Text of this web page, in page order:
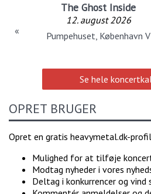
The Ghost Inside
12. august 2026
Pumpehuset, København V
«
Se hele
OPRET BRUGER
Opret en gratis heavymetal.dk-
Mulighed for at tilføje
Modtag nyheder i vores
Deltag i konkurrencer og